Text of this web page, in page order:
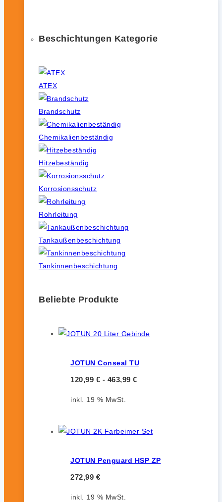
Beschichtungen Kategorie
ATEX
Brandschutz
Chemikalienbeständig
Hitzebeständig
Korrosionsschutz
Rohrleitung
Tankaußenbeschichtung
Tankinnenbeschichtung
Beliebte Produkte
JOTUN Conseal TU
120,99 € - 463,99 €
inkl. 19 % MwSt.
JOTUN Penguard HSP ZP
272,99 €
inkl. 19 % MwSt.